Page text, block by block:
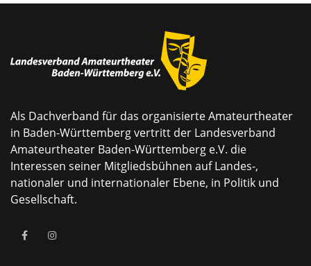
Als Dachverband für das organisierte Amateurtheater
in Baden-Württemberg vertritt der Landesverband
Amateurtheater Baden-Württemberg e.V. die
Interessen seiner Mitgliedsbühnen auf Landes-,
nationaler und internationaler Ebene, in Politik und
Gesellschaft.